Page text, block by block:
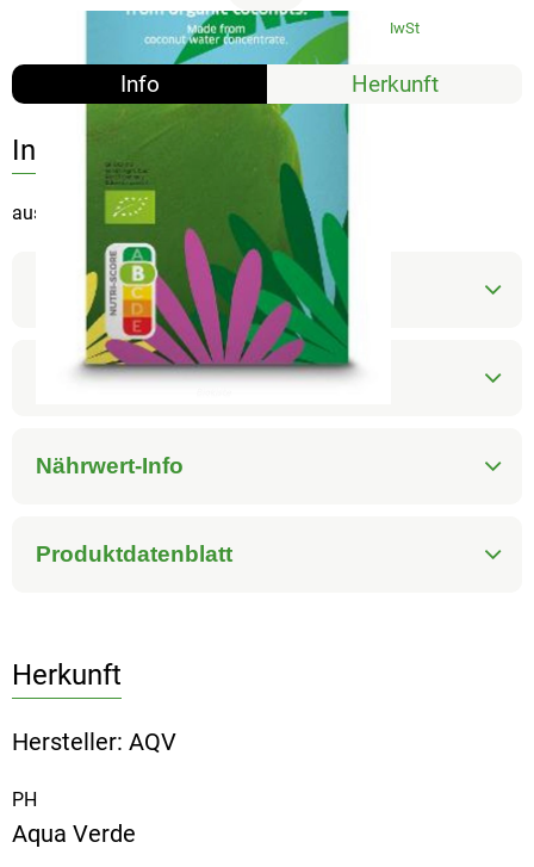
3,95 €/ Stück 3,95 € / l 19% MwSt
Info Herkunft
Info
aus Kokoswasserkonzentrat
Produktinformationen
Zutaten
Nährwert-Info
Produktdatenblatt
Herkunft
Hersteller: AQV
PH
Aqua Verde